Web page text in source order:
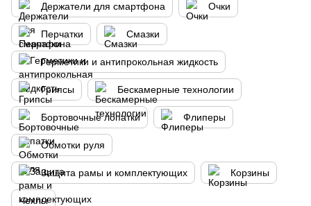
Держатели для смартфона Очки
Перчатки Смазки
Герметики и антипрокольная жидкость
Грипсы Бескамерные технологии
Бортовочные лопатки Флиперы
Обмотки руля
Защита рамы и комплектующих Корзины
Чехлы